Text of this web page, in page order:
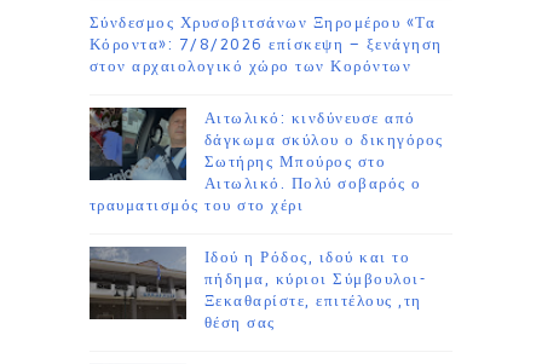
Σύνδεσμος Χρυσοβιτσάνων Ξηρομέρου «Τα
Κόροντα»: 7/8/2026 επίσκεψη – ξενάγηση
στον αρχαιολογικό χώρο των Κορόντων
Αιτωλικό: κινδύνευσε από
δάγκωμα σκύλου ο δικηγόρος
Σωτήρης Μπούρος στο
Αιτωλικό. Πολύ σοβαρός ο
τραυματισμός του στο χέρι
Ιδού η Ρόδος, ιδού και το
πήδημα, κύριοι Σύμβουλοι-
Ξεκαθαρίστε, επιτέλους ,τη
θέση σας